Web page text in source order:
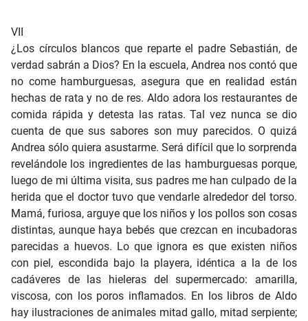
VII
¿Los círculos blancos que reparte el padre Sebastián, de
verdad sabrán a Dios? En la escuela, Andrea nos contó que
no come hamburguesas, asegura que en realidad están
hechas de rata y no de res. Aldo adora los restaurantes de
comida rápida y detesta las ratas. Tal vez nunca se dio
cuenta de que sus sabores son muy parecidos. O quizá
Andrea sólo quiera asustarme. Será difícil que lo sorprenda
revelándole los ingredientes de las hamburguesas porque,
luego de mi última visita, sus padres me han culpado de la
herida que el doctor tuvo que vendarle alrededor del torso.
Mamá, furiosa, arguye que los niños y los pollos son cosas
distintas, aunque haya bebés que crezcan en incubadoras
parecidas a huevos. Lo que ignora es que existen niños
con piel, escondida bajo la playera, idéntica a la de los
cadáveres de las hieleras del supermercado: amarilla,
viscosa, con los poros inflamados. En los libros de Aldo
hay ilustraciones de animales mitad gallo, mitad serpiente;